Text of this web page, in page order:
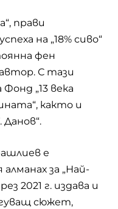
прави
на „18% сиво“
фен
С тази
„13 века
както и
Данов“.
е
за „Най-
2021 г. издава и
сюжет,